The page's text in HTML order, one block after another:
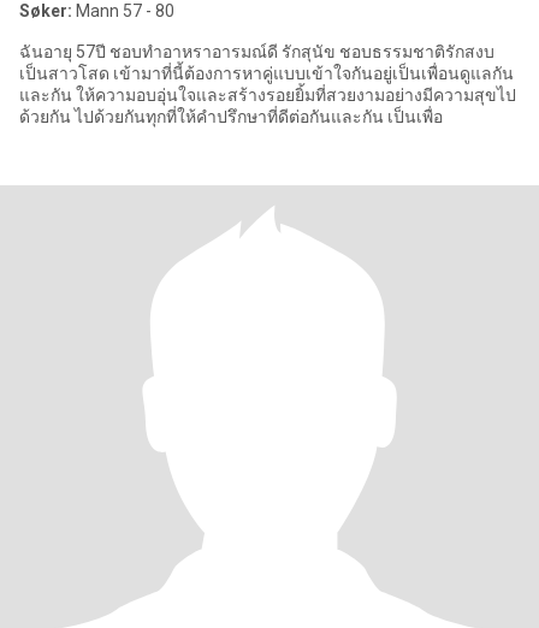
Søker: Mann 57 - 80
ฉันอายุ 57ปี ชอบทำอาหราอารมณ์ดี รักสุนัข ชอบธรรมชาติรักสงบ
เป็นสาวโสด เข้ามาที่นี้ต้องการหาคู่แบบเข้าใจกันอยู่เป็นเพื่อนดูแลกัน
และกัน ให้ความอบอุ่นใจและสร้างรอยยิ้มที่สวยงามอย่างมีความสุขไป
ด้วยกัน ไปด้วยกันทุกที่ให้คำปรึกษาที่ดีต่อกันและกัน เป็นเพื่อ